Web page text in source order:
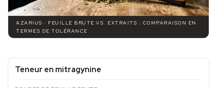
AZARIUS · FEUILLE BRUTE VS. EXTRAITS : COMPARAISON EN
TERMES DE TOLÉRANCE
Teneur en mitragynine